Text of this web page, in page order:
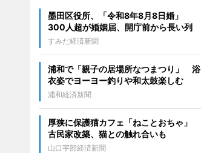
墨田区役所、「令和8年8月8日婚」
300人超が婚姻届、開庁前から長い列
すみだ経済新聞
浦和で「親子の居場所なつまつり」 浴
衣姿でヨーヨー釣りや和太鼓楽しむ
浦和経済新聞
厚狭に保護猫カフェ「ねことおちゃ」
古民家改築、猫との触れ合いも
山口宇部経済新聞